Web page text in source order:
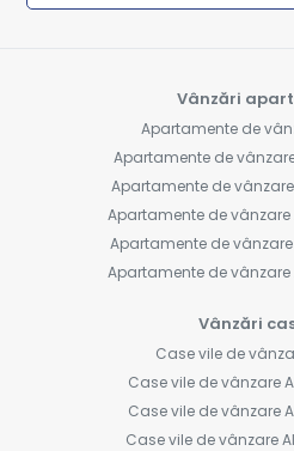
Vânzări
Apartamente de
Apartamente de
Apartamente de
Apartamente de vânzare
Apartamente de vânzare
Apartamente de vânzare
Vânzări
Case vile de
Case vile de vânzare
Case vile de vânzare
Case vile de vânzare